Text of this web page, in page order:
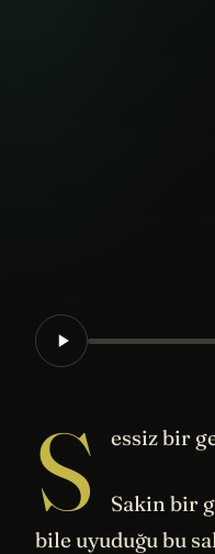
S essiz bir
Sakin bir
bile uyuduğu bu